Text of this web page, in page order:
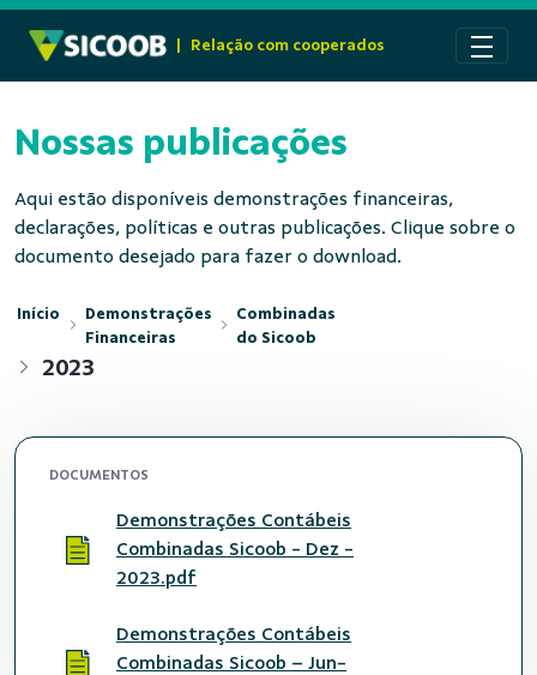
Relação com cooperados
Nossas publicações
Aqui estão disponíveis demonstrações financeiras,
declarações, políticas e outras publicações. Clique sobre o
documento desejado para fazer o download.
Início
Demonstrações
Financeiras
Combinadas
do Sicoob
2023
DOCUMENTOS
Demonstrações Contábeis
Combinadas Sicoob - Dez -
2023.pdf
Demonstrações Contábeis
Combinadas Sicoob – Jun-